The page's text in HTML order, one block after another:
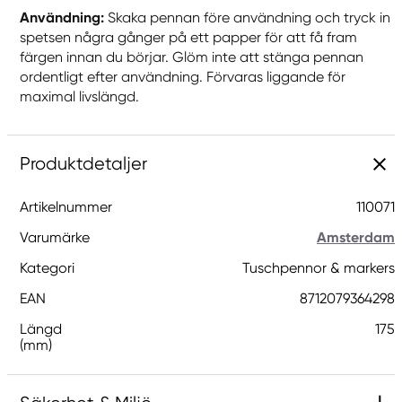
Användning: Skaka pennan före användning och tryck in
spetsen några gånger på ett papper för att få fram
färgen innan du börjar. Glöm inte att stänga pennan
ordentligt efter användning. Förvaras liggande för
maximal livslängd.
Produktdetaljer
Artikelnummer
110071
Varumärke
Amsterdam
Kategori
Tuschpennor & markers
EAN
8712079364298
Längd
(mm)
175